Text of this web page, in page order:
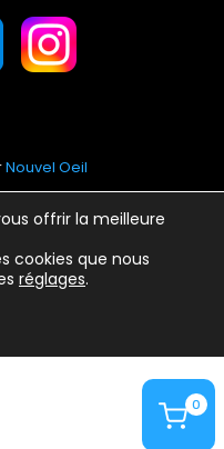
0
offrir la meilleure
cookies que nous
réglages.
des cookies GDPR
Nouvel Oeil
d’utilisation